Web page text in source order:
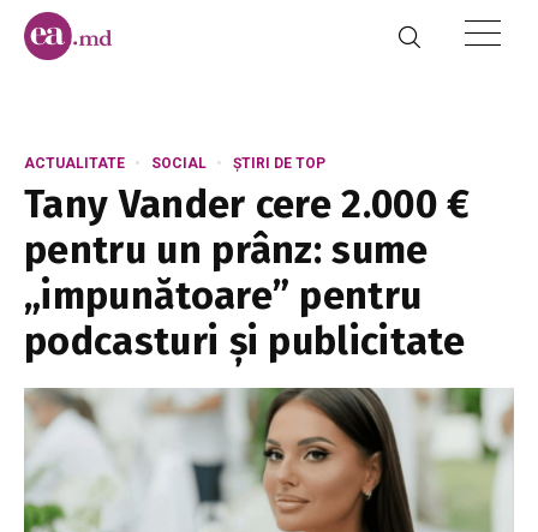
ACTUALITATE SOCIAL ȘTIRI DE TOP
Tany Vander cere 2.000 €
pentru un prânz: sume
„impunătoare” pentru
podcasturi și publicitate